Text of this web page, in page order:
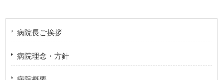
病院長ご挨拶
病院理念・方針